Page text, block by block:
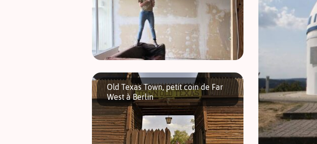
Si Sainte-Rita est la patronne des causes
perdues, la française Marianne de l’Atelier
Sainte Rita est sûrement celle des meubles
perdus. Directrice éditoriale dans une
agence de communication à Paris, Marianne
tombe […]
Old Texas Town, petit coin de Far
West à Berlin